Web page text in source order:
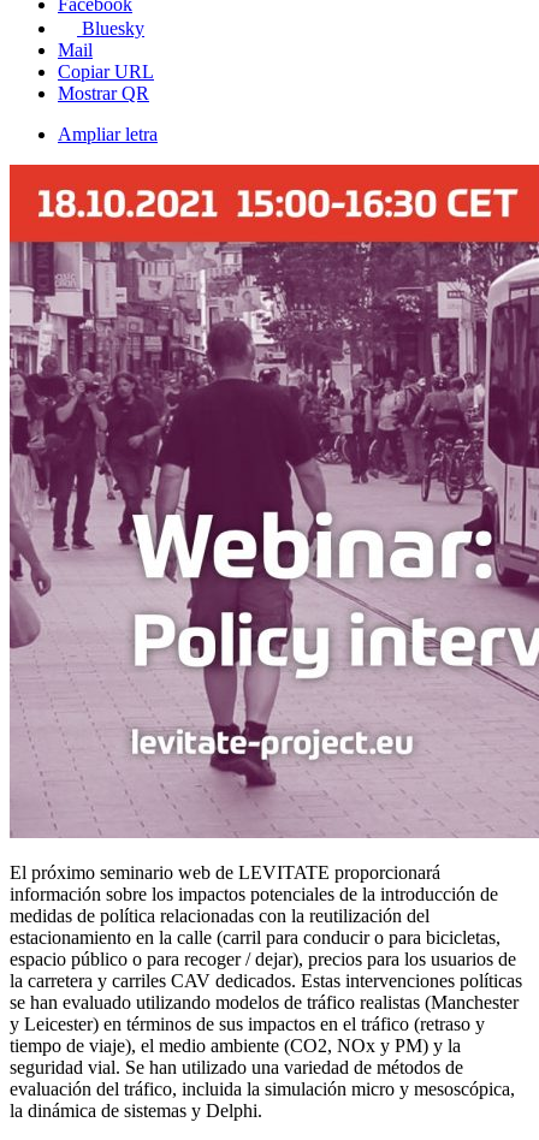
Facebook
Bluesky
Mail
Copiar URL
Mostrar QR
Ampliar letra
El próximo seminario web de LEVITATE proporcionará
información sobre los impactos potenciales de la introducción de
medidas de política relacionadas con la reutilización del
estacionamiento en la calle (carril para conducir o para bicicletas,
espacio público o para recoger / dejar), precios para los usuarios de
la carretera y carriles CAV dedicados. Estas intervenciones políticas
se han evaluado utilizando modelos de tráfico realistas (Manchester
y Leicester) en términos de sus impactos en el tráfico (retraso y
tiempo de viaje), el medio ambiente (CO2, NOx y PM) y la
seguridad vial. Se han utilizado una variedad de métodos de
evaluación del tráfico, incluida la simulación micro y mesoscópica,
la dinámica de sistemas y Delphi.